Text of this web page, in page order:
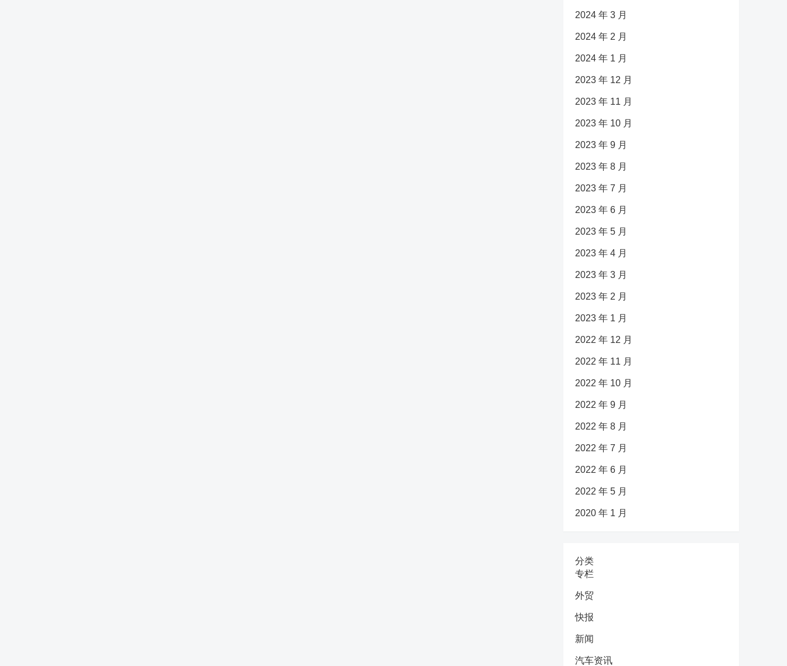
2024 年 3 月
2024 年 2 月
2024 年 1 月
2023 年 12 月
2023 年 11 月
2023 年 10 月
2023 年 9 月
2023 年 8 月
2023 年 7 月
2023 年 6 月
2023 年 5 月
2023 年 4 月
2023 年 3 月
2023 年 2 月
2023 年 1 月
2022 年 12 月
2022 年 11 月
2022 年 10 月
2022 年 9 月
2022 年 8 月
2022 年 7 月
2022 年 6 月
2022 年 5 月
2020 年 1 月
分类
专栏
外贸
快报
新闻
汽车资讯